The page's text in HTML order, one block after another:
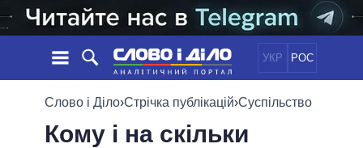
УКР РОС
НОВИНИ
СТРІЧКА
ПОЛІТИКА
ОБIЦЯНКИ
Слово і Діло›Стрічка публікацій›Суспільство
Кому і на скільки